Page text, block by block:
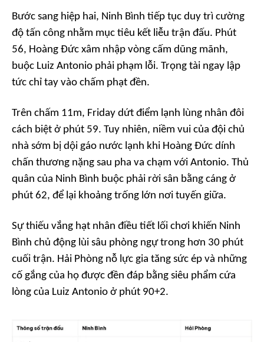
Bước sang hiệp hai, Ninh Bình tiếp tục duy trì cường
độ tấn công nhằm mục tiêu kết liễu trận đấu. Phút
56, Hoàng Đức xâm nhập vòng cấm dũng mãnh,
buộc Luiz Antonio phải phạm lỗi. Trọng tài ngay lập
tức chỉ tay vào chấm phạt đền.
Trên chấm 11m, Friday dứt điểm lạnh lùng nhân đôi
cách biệt ở phút 59. Tuy nhiên, niềm vui của đội chủ
nhà sớm bị dội gáo nước lạnh khi Hoàng Đức dính
chấn thương nặng sau pha va chạm với Antonio. Thủ
quân của Ninh Bình buộc phải rời sân bằng cáng ở
phút 62, để lại khoảng trống lớn nơi tuyến giữa.
Sự thiếu vắng hạt nhân điều tiết lối chơi khiến Ninh
Bình chủ động lùi sâu phòng ngự trong hơn 30 phút
cuối trận. Hải Phòng nỗ lực gia tăng sức ép và những
cố gắng của họ được đền đáp bằng siêu phẩm cứa
lòng của Luiz Antonio ở phút 90+2.